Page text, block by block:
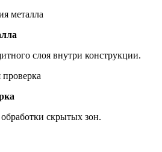
слоя внутри конструкции.
скрытых зон.